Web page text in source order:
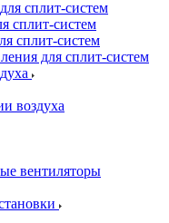
сплит-систем
сплит-систем
сплит-систем
для сплит-систем
воздуха
вентиляторы